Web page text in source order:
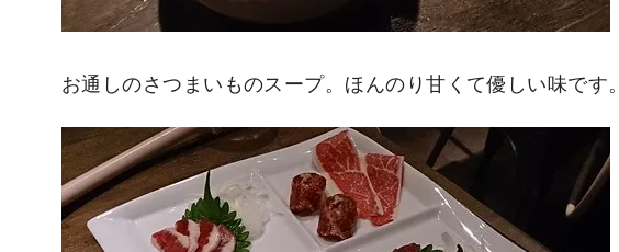
お通しのさつまいものスープ。ほんのり甘くて優しい味です。